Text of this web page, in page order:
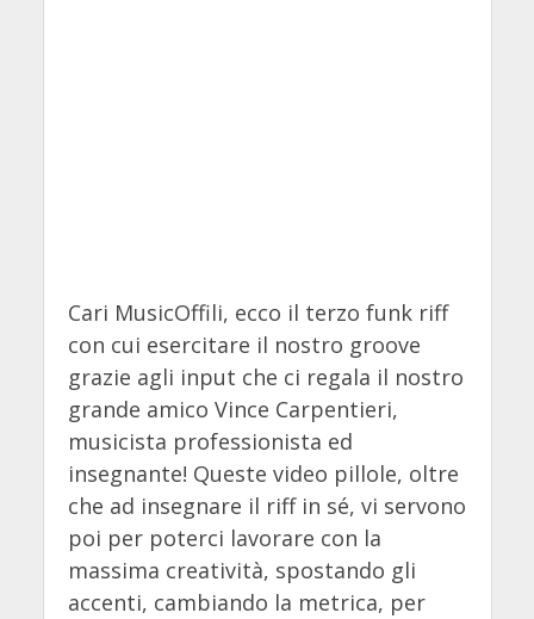
Cari MusicOffili, ecco il terzo funk riff
con cui esercitare il nostro groove
grazie agli input che ci regala il nostro
grande amico Vince Carpentieri,
musicista professionista ed
insegnante! Queste video pillole, oltre
che ad insegnare il riff in sé, vi servono
poi per poterci lavorare con la
massima creatività, spostando gli
accenti, cambiando la metrica, per